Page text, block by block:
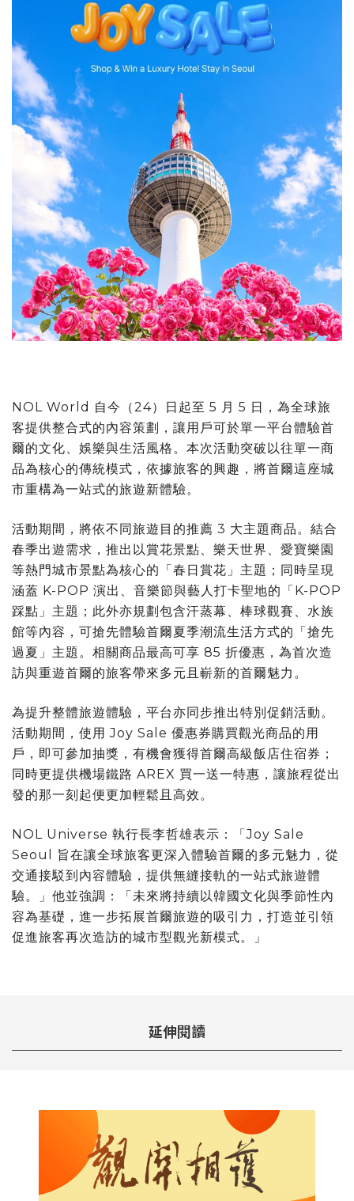
NOL World 自今（24）日起至 5 月 5 日，為全球旅
客提供整合式的內容策劃，讓用戶可於單一平台體驗首
爾的文化、娛樂與生活風格。本次活動突破以往單一商
品為核心的傳統模式，依據旅客的興趣，將首爾這座城
市重構為一站式的旅遊新體驗。
活動期間，將依不同旅遊目的推薦 3 大主題商品。結合
春季出遊需求，推出以賞花景點、樂天世界、愛寶樂園
等熱門城市景點為核心的「春日賞花」主題；同時呈現
涵蓋 K-POP 演出、音樂節與藝人打卡聖地的「K-POP
踩點」主題；此外亦規劃包含汗蒸幕、棒球觀賽、水族
館等內容，可搶先體驗首爾夏季潮流生活方式的「搶先
過夏」主題。相關商品最高可享 85 折優惠，為首次造
訪與重遊首爾的旅客帶來多元且嶄新的首爾魅力。
為提升整體旅遊體驗，平台亦同步推出特別促銷活動。
活動期間，使用 Joy Sale 優惠券購買觀光商品的用
戶，即可參加抽獎，有機會獲得首爾高級飯店住宿券；
同時更提供機場鐵路 AREX 買一送一特惠，讓旅程從出
發的那一刻起便更加輕鬆且高效。
NOL Universe 執行長李哲雄表示：「Joy Sale
Seoul 旨在讓全球旅客更深入體驗首爾的多元魅力，從
交通接駁到內容體驗，提供無縫接軌的一站式旅遊體
驗。」他並強調：「未來將持續以韓國文化與季節性內
容為基礎，進一步拓展首爾旅遊的吸引力，打造並引領
促進旅客再次造訪的城市型觀光新模式。」
延伸閱讀